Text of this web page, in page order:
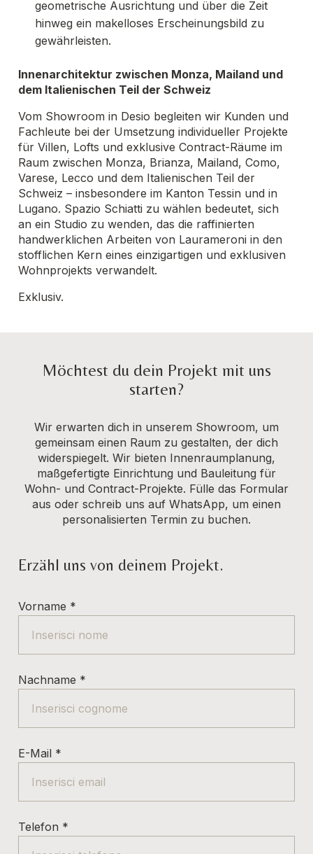
geometrische Ausrichtung und über die Zeit
hinweg ein makelloses Erscheinungsbild zu
gewährleisten.
Innenarchitektur zwischen Monza, Mailand und
dem Italienischen Teil der Schweiz
Vom Showroom in Desio begleiten wir Kunden und
Fachleute bei der Umsetzung individueller Projekte
für Villen, Lofts und exklusive Contract-Räume im
Raum zwischen Monza, Brianza, Mailand, Como,
Varese, Lecco und dem Italienischen Teil der
Schweiz – insbesondere im Kanton Tessin und in
Lugano. Spazio Schiatti zu wählen bedeutet, sich
an ein Studio zu wenden, das die raffinierten
handwerklichen Arbeiten von Laurameroni in den
stofflichen Kern eines einzigartigen und exklusiven
Wohnprojekts verwandelt.
Exklusiv.
Möchtest du dein Projekt mit uns
starten?
Wir erwarten dich in unserem Showroom, um
gemeinsam einen Raum zu gestalten, der dich
widerspiegelt. Wir bieten Innenraumplanung,
maßgefertigte Einrichtung und Bauleitung für
Wohn- und Contract-Projekte. Fülle das Formular
aus oder schreib uns auf WhatsApp, um einen
personalisierten Termin zu buchen.
Erzähl uns von deinem Projekt.
Vorname *
Nachname *
E-Mail *
Telefon *